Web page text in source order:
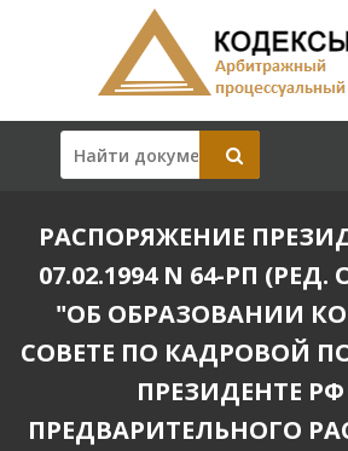
РАСПОРЯЖЕНИЕ
07.02.1994 N 64-РП (РЕД.
"ОБ ОБРАЗОВАНИИ
СОВЕТЕ ПО КАДРОВОЙ
ПРЕЗИДЕНТЕ
ПРЕДВАРИТЕЛЬНОГО